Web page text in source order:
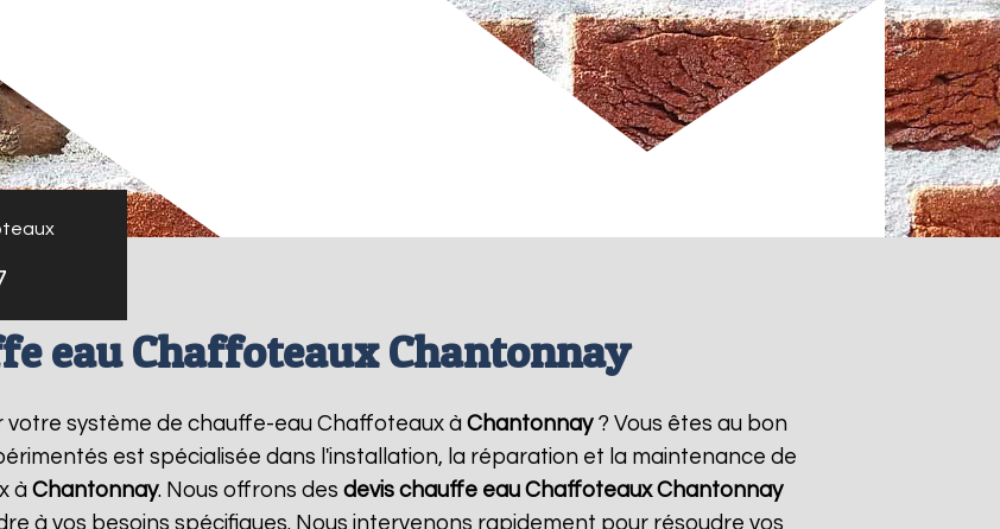
eau Chaffoteaux Chantonnay
système de chauffe-eau Chaffoteaux à Chantonnay? Vous êtes au bon
est spécialisée dans l'installation, la réparation et la maintenance de
à Chantonnay. Nous offrons des devis chauffe eau Chaffoteaux Chantonnay
à vos besoins spécifiques. Nous intervenons rapidement pour résoudre vos